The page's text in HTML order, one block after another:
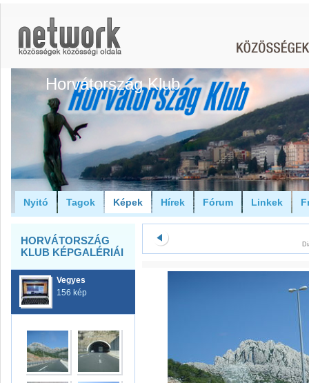
Horvátország Klub
Nyitó Tagok Képek Hírek Fórum Linkek
HORVÁTORSZÁG
KLUB KÉPGALÉRIÁI
Vegyes
156 kép